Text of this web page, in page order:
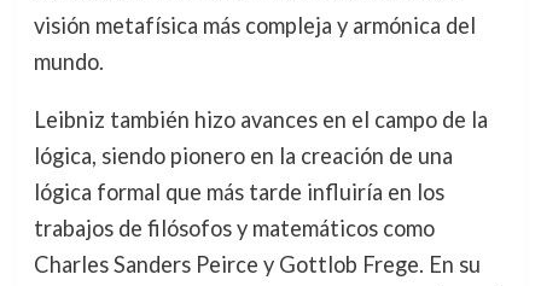
visión metafísica más compleja y armónica del
mundo.
Leibniz también hizo avances en el campo de la
lógica, siendo pionero en la creación de una
lógica formal que más tarde influiría en los
trabajos de filósofos y matemáticos como
Charles Sanders Peirce y Gottlob Frege. En su